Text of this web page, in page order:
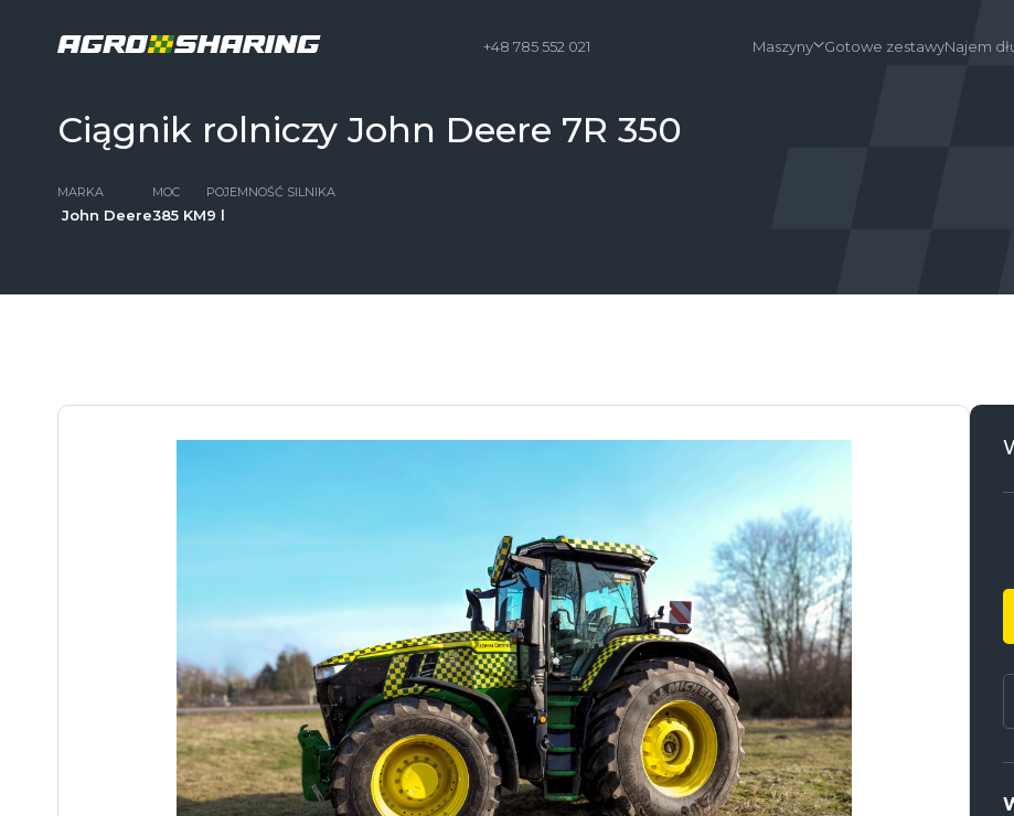
+48 785 552 021 Maszyny Gotowe zestawyNajem
Ciągnik rolniczy John Deere 7R 350
MARKA
John Deere
MOC
385 KM
POJEMNOŚĆ SILNIKA
9 l